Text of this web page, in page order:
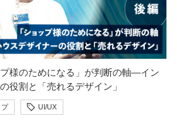
プ様のためになる」が判断の軸―イン
役割と「売れるデザイン」
UI/UX